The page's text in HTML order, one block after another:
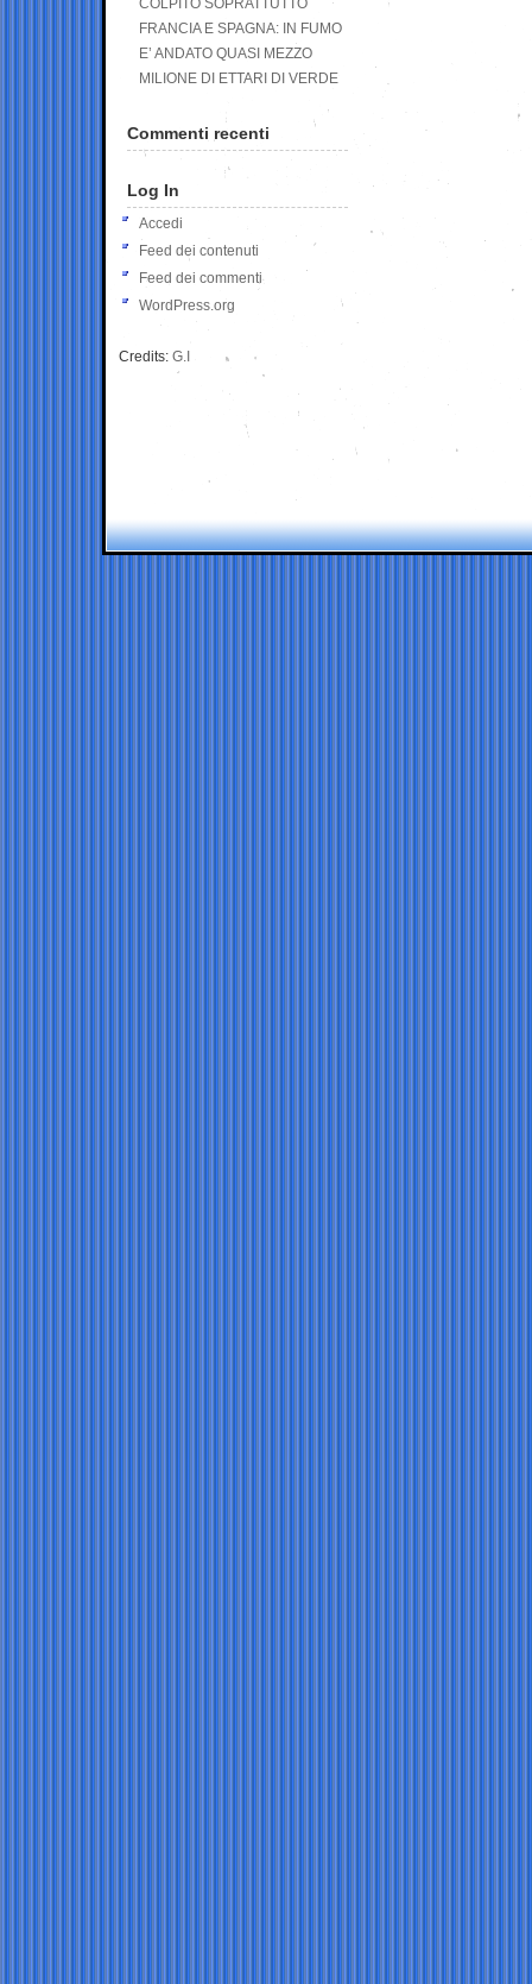
COLPITO SOPRATTUTTO
FRANCIA E SPAGNA: IN FUMO
E’ ANDATO QUASI MEZZO
MILIONE DI ETTARI DI VERDE
Commenti recenti
Log In
Accedi
Feed dei contenuti
Feed dei commenti
WordPress.org
Credits: G.I